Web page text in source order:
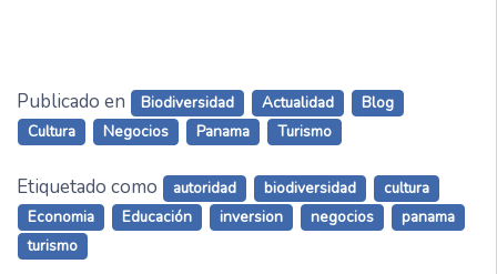
Publicado en Biodiversidad Actualidad
Blog
Cultura
Negocios Panama Turismo
Etiquetado como autoridad biodiversidad
cultura
Economia
Educación inversion negocios
panama
turismo